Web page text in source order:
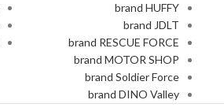
brand HUFFY
brand JDLT
brand RESCUE FORCE
brand MOTOR SHOP
brand Soldier Force
brand DINO Valley